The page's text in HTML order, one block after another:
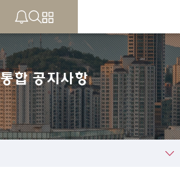
KU
통합 공지사항